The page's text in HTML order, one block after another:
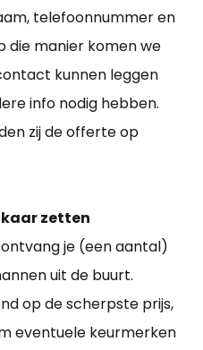
telefoonnummer en
die manier komen we
kunnen leggen
info nodig hebben.
zij de offerte op
zetten
je (een aantal)
uit de buurt.
op de scherpste prijs,
eventuele keurmerken